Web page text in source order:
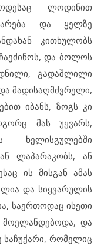
ლოდინით
და ყელზე
კითხულობს
და ბოლოს
გადაშლილი
მადისაღმძვრელი,
იბანს, ზოგს კი
მას უყვარს,
ლაპარაკობს, ან
ის მისგან ამას
და სიყვარულის
საერთოდაც ისეთი
მოელანდებოდა, და
საჩუქარი, რომელიც